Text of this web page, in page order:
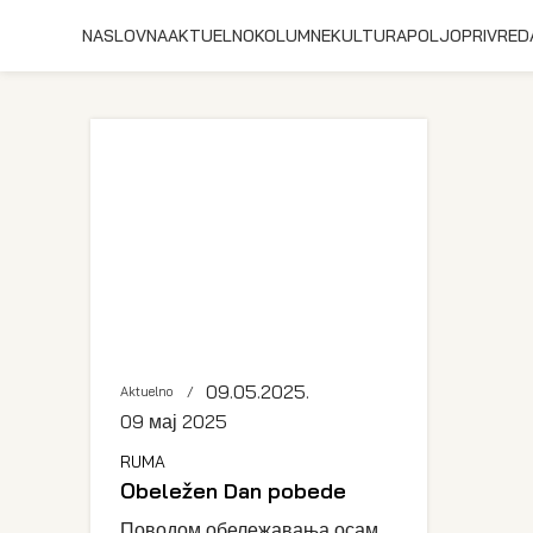
NASLOVNAAKTUELNOKOLUMNEKULTURA
Aktuelno
09.05.2025.
09 мај 2025
RUMA
Obeležen Dan pobede